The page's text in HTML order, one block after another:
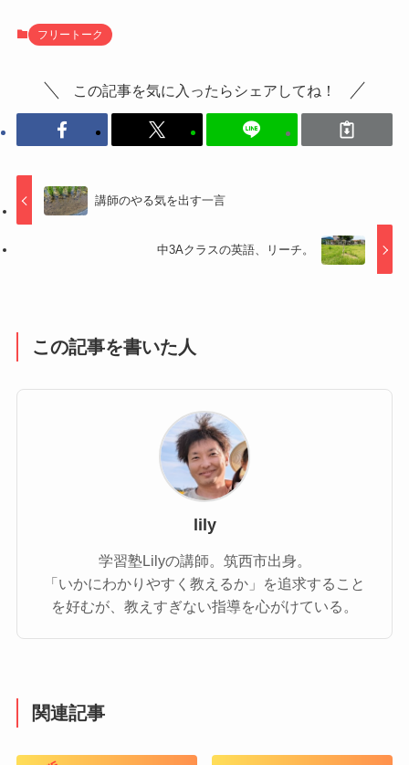
フリートーク
この記事を気に入ったらシェアしてね！
講師のやる気を出す一言
中3Aクラスの英語、リーチ。
この記事を書いた人
lily
学習塾Lilyの講師。筑西市出身。
「いかにわかりやすく教えるか」を追求すること
を好むが、教えすぎない指導を心がけている。
関連記事